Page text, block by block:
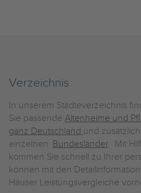
Verzeichnis
In unserem Städteverzeichnis
Sie passende Altenheime und
ganz Deutschland und
einzelnen Bundesländer. Mit
kommen Sie schnell zu Ihrer
können mit den
Häuser Leistungsvergleiche